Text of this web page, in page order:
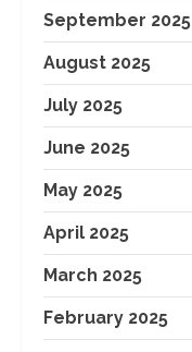
September 2025
August 2025
July 2025
June 2025
May 2025
April 2025
March 2025
February 2025